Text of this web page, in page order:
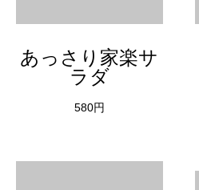
あっさり家楽サ
ラダ
580円